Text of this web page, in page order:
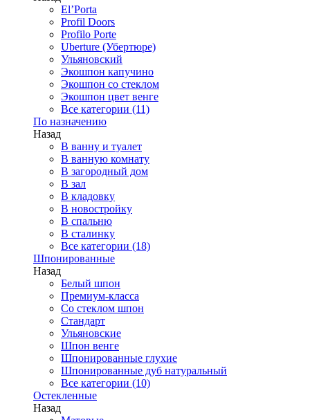
El’Porta
Profil Doors
Profilo Porte
Uberture (Убертюре)
Ульяновский
Экошпон капучино
Экошпон со стеклом
Экошпон цвет венге
Все категории (11)
По назначению
Назад
В ванну и туалет
В ванную комнату
В загородный дом
В зал
В кладовку
В новостройку
В спальню
В сталинку
Все категории (18)
Шпонированные
Назад
Белый шпон
Премиум-класса
Со стеклом шпон
Стандарт
Ульяновские
Шпон венге
Шпонированные глухие
Шпонированные дуб натуральный
Все категории (10)
Остекленные
Назад